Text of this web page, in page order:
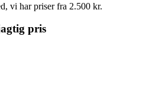
vi har priser fra 2.500 kr.
pris